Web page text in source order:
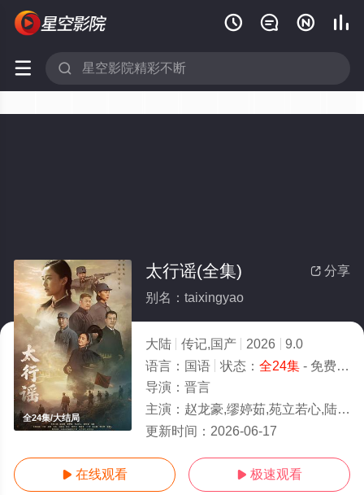
   
 
全24集/大结局
 分享
太行谣(全集)
别名：taixingyao
大陆 传记,国产 2026
9.0
语言： 国语 状态： 全24集- 免费在线观看
导演： 晋言
主演： 赵龙豪,缪婷茹,苑立若心,陆怡璇,文静,于洋,赵波,艾东,王丽云,何达
更新时间： 2026-06-17
 在线观看  极速观看